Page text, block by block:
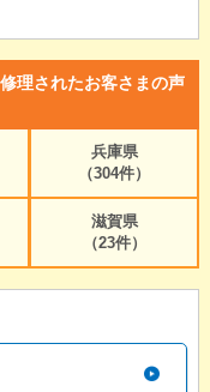
理されたお客さまの声
兵庫県
（304件）
滋賀県
（23件）